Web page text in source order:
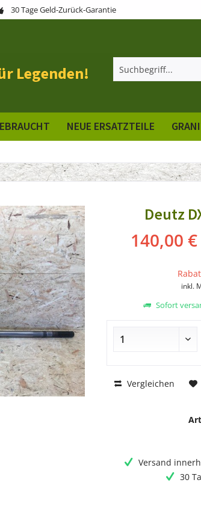
30 Tage Geld-Zurück-Garantie
Legenden!
NEUE ERSATZTEILE
Deutz
140,00
inkl.
Sofort
Vergleichen
Versand
30